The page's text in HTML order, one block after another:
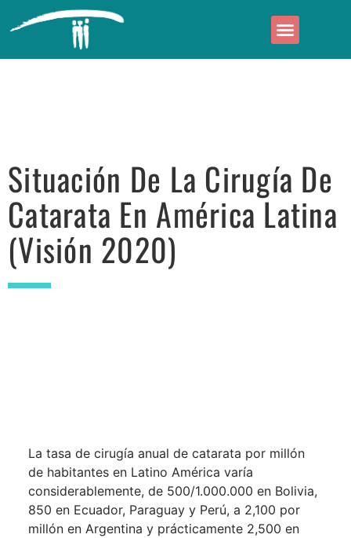
Situación De La Cirugía De
Catarata En América Latina
(visión 2020)
La tasa de cirugía anual de catarata por millón
de habitantes en Latino América varía
considerablemente, de 500/1.000.000 en Bolivia,
850 en Ecuador, Paraguay y Perú, a 2,100 por
millón en Argentina y prácticamente 2,500 en